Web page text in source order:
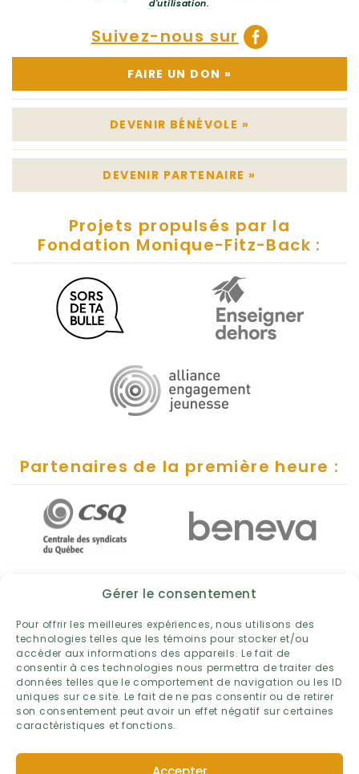
Gérer le consentement
Pour offrir les meilleures expériences, nous utilisons des
technologies telles que les témoins pour stocker et/ou
accéder aux informations des appareils. Le fait de
consentir à ces technologies nous permettra de traiter des
données telles que le comportement de navigation ou les ID
uniques sur ce site. Le fait de ne pas consentir ou de retirer
son consentement peut avoir un effet négatif sur certaines
caractéristiques et fonctions.
d'utilisation.
Suivez-nous sur
FAIRE UN DON »
DEVENIR BÉNÉVOLE »
DEVENIR PARTENAIRE »
Projets propulsés par la
Fondation Monique-Fitz-Back :
Partenaires de la première heure :